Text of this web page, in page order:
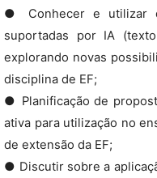
● Conhecer e utilizar
suportadas por IA
explorando novas
disciplina de EF;
● Planificação de
ativa para utilização no
de extensão da EF;
● Discutir sobre a